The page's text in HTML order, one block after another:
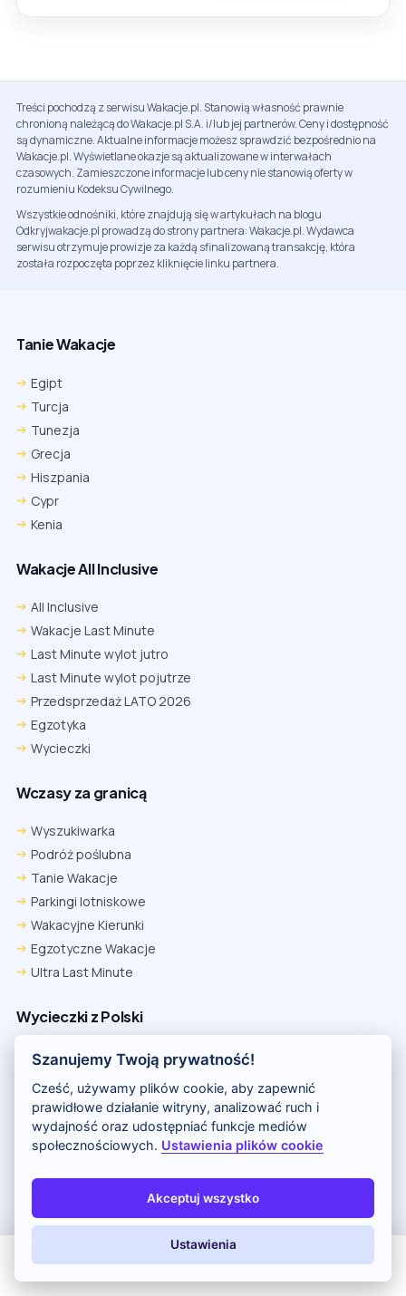
Treści pochodzą z serwisu Wakacje.pl. Stanowią własność prawnie
chronioną należącą do Wakacje.pl S.A. i/lub jej partnerów. Ceny i dostępność
są dynamiczne. Aktualne informacje możesz sprawdzić bezpośrednio na
Wakacje.pl. Wyświetlane okazje są aktualizowane w interwałach
czasowych. Zamieszczone informacje lub ceny nie stanowią oferty w
rozumieniu Kodeksu Cywilnego.
Wszystkie odnośniki, które znajdują się w artykułach na blogu
Odkryjwakacje.pl prowadzą do strony partnera: Wakacje.pl. Wydawca
serwisu otrzymuje prowizje za każdą sfinalizowaną transakcję, która
została rozpoczęta poprzez kliknięcie linku partnera.
Tanie Wakacje
Egipt
Turcja
Tunezja
Grecja
Hiszpania
Cypr
Kenia
Wakacje All Inclusive
All Inclusive
Wakacje Last Minute
Last Minute wylot jutro
Last Minute wylot pojutrze
Przedsprzedaż LATO 2026
Egzotyka
Wycieczki
Wczasy za granicą
Wyszukiwarka
Podróż poślubna
Tanie Wakacje
Parkingi lotniskowe
Wakacyjne Kierunki
Egzotyczne Wakacje
Ultra Last Minute
Wycieczki z Polski
Pogoda
Okazje
Kontakt
Wakacje z Niemiec
Polityka Prywatności
Partnerem serwisu jest portal Wakacje.pl
O nas
Kontakt i reklama
Polityka prywatności
Szanujemy Twoją prywatność!
Cześć, używamy plików cookie, aby zapewnić
prawidłowe działanie witryny, analizować ruch i
wydajność oraz udostępniać funkcje mediów
społecznościowych. Ustawienia plików cookie
Akceptuj wszystko
Ustawienia